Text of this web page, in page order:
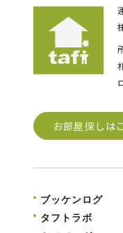
お部屋探しは
ブッケンログ
タフトラボ